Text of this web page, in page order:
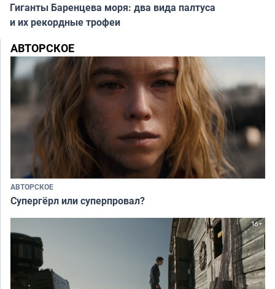
Гиганты Баренцева моря: два вида палтуса
и их рекордные трофеи
АВТОРСКОЕ
АВТОРСКОЕ
Супергёрл или суперпровал?